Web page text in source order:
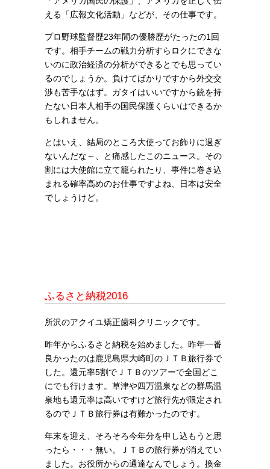
える「広報文化活動」 などが、その仕事です。
プロ野球監督歴23年間の優勝歴がたったの1回
です。相手チームの戦力分析すらロクにできな
いのに政治経済の分析ができるとでも思ってい
るのでしょうか。負けてばかりですから外交交
渉も苦手なはず。ガタイはいいですから銃を持
たない日本人相手の国民保護くらいはできるか
もしれません。
とはいえ、結局のところ大使ってお飾りに過ぎ
ないんだな～、と痛感したこのニュース。その
割には大使館に立て籠られたり、事件に巻き込
まれる確率高めのお仕事ですよね、日本は安全
でしょうけど。
ふるさと納税2016
所沢のアクイユ矯正歯科クリニックです。
昨年からふるさと納税を始めました。昨年一番
良かったのは鹿児島県大崎町のＪＴＢ旅行券で
した。還元率5割でＪＴＢのツアーで全国どこ
にでも行けます。草津や四万温泉などの群馬温
泉地も還元率は高いですけど旅行先が限定され
るのでＪＴＢ旅行券は有難かったのです。
年末を迎え、そろそろ今年分を申し込もうと思
ったら・・・無い。ＪＴＢの旅行券が消えてい
ました。お役所からの通達なんでしょう。換金